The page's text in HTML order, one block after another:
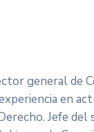
general de
en
Jefe